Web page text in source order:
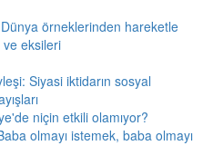
örneklerinden hareketle
ve eksileri
Siyasi iktidarın sosyal
niçin etkili olamıyor?
olmayı istemek, baba olmayı